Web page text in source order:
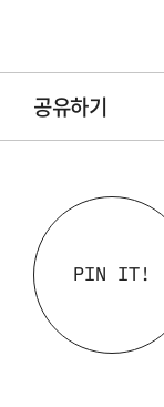
공유하기
PIN IT!